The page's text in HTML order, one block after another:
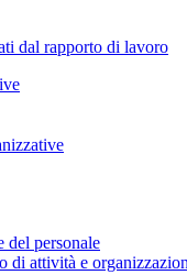
dal rapporto di lavoro
del personale
di attività e